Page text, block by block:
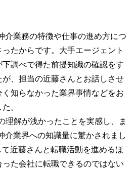
介業務の特徴や仕事の進め方につ
たからです。大手エージェント
調べで得た前提知識の確認をす
、担当の近藤さんとお話しさせ
知らなかった業界事情などをお
。
理解が浅かったことを実感し、ま
介業界への知識量に驚かされまし
近藤さんと転職活動を進めるほ
た会社に転職できるのではない